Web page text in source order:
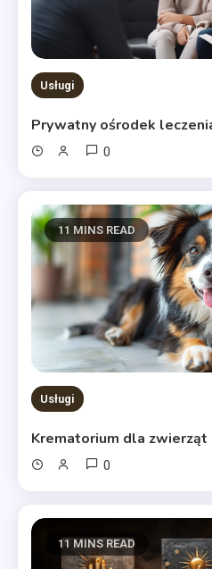
Usługi
Prywatny ośrodek
0
11 MINS READ
Usługi
Krematorium dla zwierząt
0
11 MINS READ